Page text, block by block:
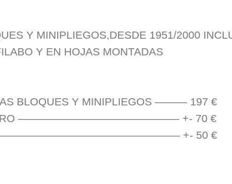
Y MINIPLIEGOS,DESDE 1951/2000
Y EN HOJAS MONTADAS
BLOQUES Y MINIPLIEGOS ——— 197 €
NEGRO ——————————————— +- 70 €
+- 50 €